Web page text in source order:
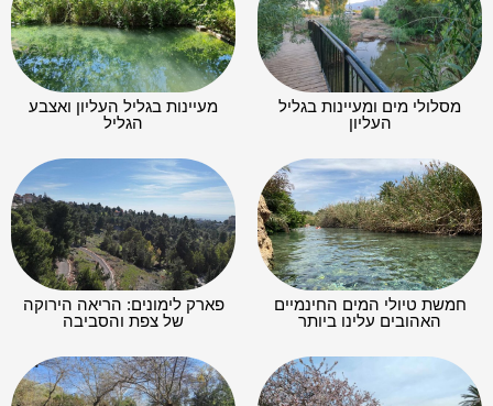
מסלולי מים ומעיינות בגליל
העליון
מעיינות בגליל העליון ואצבע
הגליל
חמשת טיולי המים החינמיים
האהובים עלינו ביותר
פארק לימונים: הריאה הירוקה
של צפת והסביבה